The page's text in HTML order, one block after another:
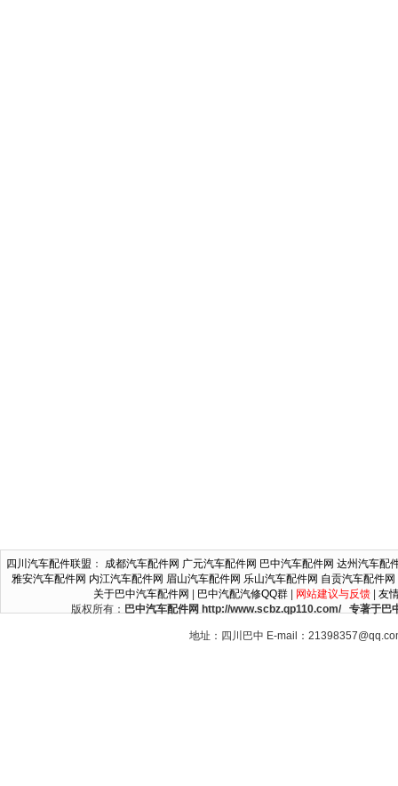
四川汽车配件联盟 ： 成都汽车配件网 广元汽车配件网 巴中汽车配件网 达州汽车配
雅安汽车配件网 内江汽车配件网 眉山汽车配件网 乐山汽车配件网 自贡汽车配件网
关于巴中汽车配件网
巴中汽配汽修QQ群| 网站建议与反馈| 友
版权所有： 巴中汽车配件网 http://www.scbz.qp110.com/ 专著于巴
地址：四川巴中 E-mail：